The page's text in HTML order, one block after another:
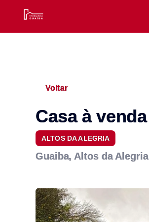
Voltar
Casa à venda
ALTOS DA ALEGRIA
Guaiba, Altos da Alegria